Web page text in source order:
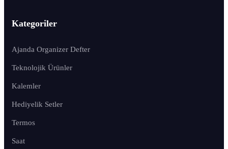
Kategoriler
Ajanda Organizer Defter
Teknolojik Ürünler
Kalemler
Hediyelik Setler
Termos
Saat